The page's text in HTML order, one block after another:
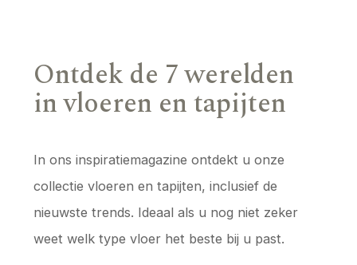
Ontdek de 7 werelden
in vloeren en tapijten
In ons inspiratiemagazine ontdekt u onze
collectie vloeren en tapijten, inclusief de
nieuwste trends. Ideaal als u nog niet zeker
weet welk type vloer het beste bij u past.